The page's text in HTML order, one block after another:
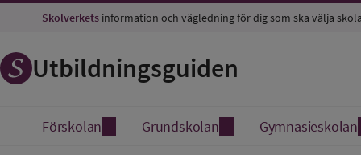
Skolverkets information och vägledning för dig som ska välja
Utbildningsguiden
Förskolan Grundskolan Gymnasieskolan